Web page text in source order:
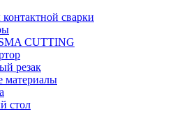
сварки
CUTTING
резак
материалы
стол